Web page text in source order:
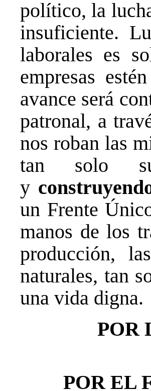
político, la
insuficiente.
laborales es
empresas
avance será
patronal, a
nos roban las
tan solo
y
un Frente
manos de los
producción,
naturales, tan
una vida digna.
POR
POR EL